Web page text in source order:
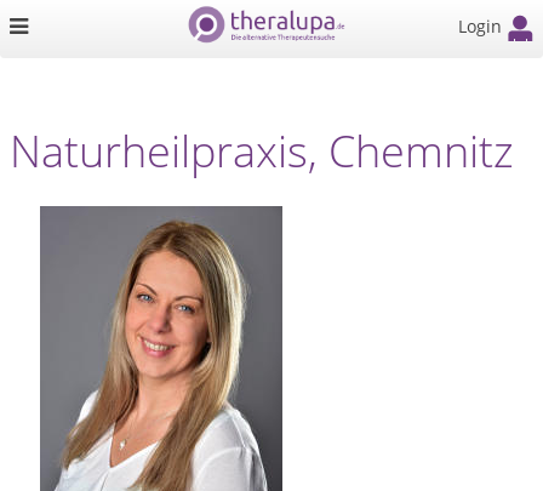
Login
Naturheilpraxis, Chemnitz